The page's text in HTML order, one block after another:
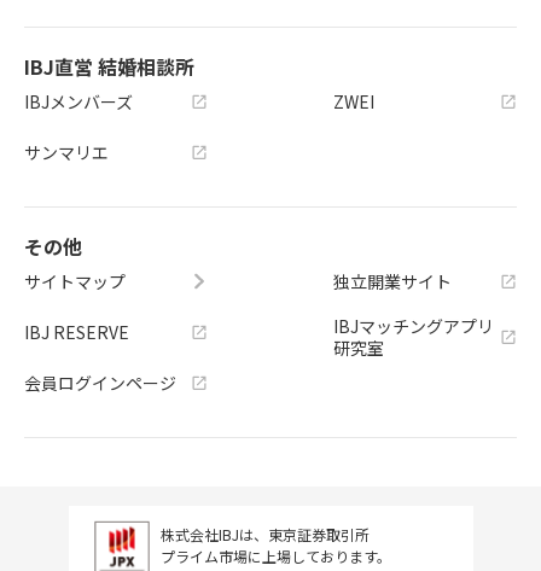
IBJ直営 結婚相談所
IBJメンバーズ
サンマリエ
ZWEI
その他
サイトマップ
IBJ RESERVE
会員ログインページ
独立開業サイト
IBJマッチングアプリ
研究室
株式会社IBJは、東京証券取引所
プライム市場に上場しております。